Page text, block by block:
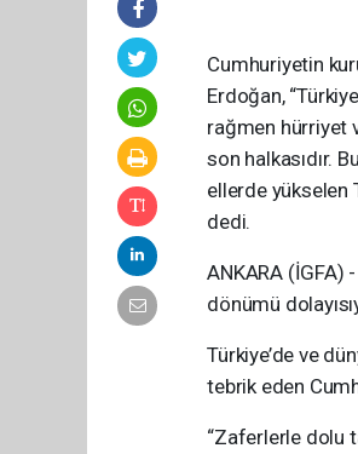
Cumhuriyetin
Erdoğan,
rağmen hürriyet
son halkasıdır.
ellerde yükselen
dedi.
ANKARA (İGFA)
dönümü
Türkiye’de ve
tebrik eden
“Zaferlerle dolu